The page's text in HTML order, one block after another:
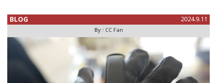
おり、現在は学生でインタ
BLOG 2024.9.11
By : CC Fan